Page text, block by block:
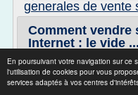
En poursuivant votre navigation sur ce
l'utilisation de cookies pour vous
services adaptés à vos centres
generales de vente
Comment vendre
Internet : le vide ...
Pin It
Le phénomène n'est